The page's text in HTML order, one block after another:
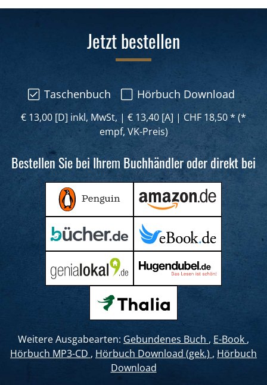
Jetzt bestellen
Taschenbuch Hörbuch Download
€ 13,00 [D] inkl, MwSt, | € 13,40 [A] | CHF 18,50 * (*
empf, VK-Preis)
Bestellen Sie bei Ihrem Buchhändler oder direkt bei
Weitere Ausgabearten: Gebundenes Buch , E-Book ,
Hörbuch MP3-CD , Hörbuch Download (gek.) , Hörbuch
Download